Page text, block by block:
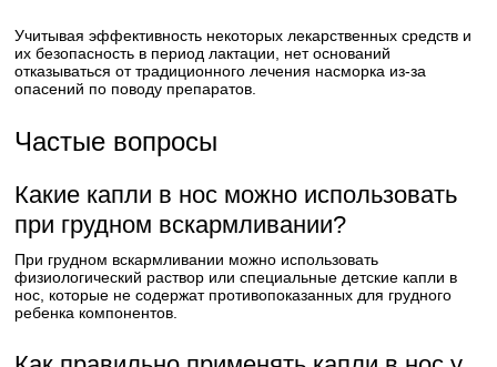
Учитывая эффективность некоторых лекарственных средств и
их безопасность в период лактации, нет оснований
отказываться от традиционного лечения насморка из-за
опасений по поводу препаратов.
Частые вопросы
Какие капли в нос можно использовать
при грудном вскармливании?
При грудном вскармливании можно использовать
физиологический раствор или специальные детские капли в
нос, которые не содержат противопоказанных для грудного
ребенка компонентов.